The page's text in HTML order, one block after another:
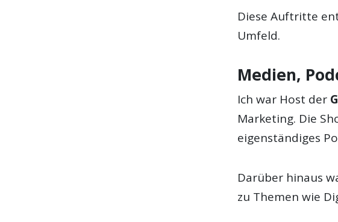
Diese Auftritte
Umfeld.
Medien,
Ich war Host der
Marketing. Die
eigenständiges
Darüber hinaus
zu Themen wie